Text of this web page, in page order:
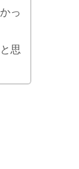
っ
思